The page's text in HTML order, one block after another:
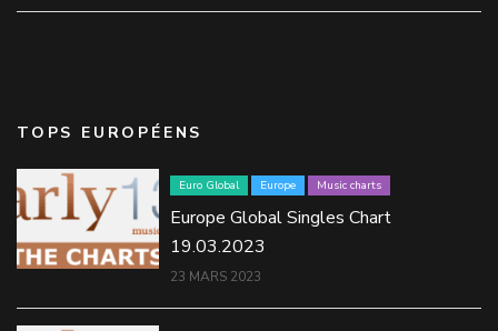
TOPS EUROPÉENS
Euro Global Europe Music charts
Europe Global Singles Chart
19.03.2023
23 MARS 2023